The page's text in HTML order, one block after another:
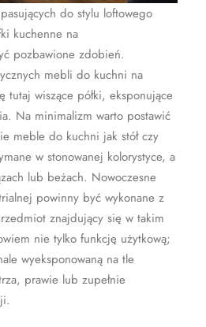
do stylu loftowego
kuchenne na
pozbawione zdobień.
mebli do kuchni na
tutaj wiszące półki, eksponujące
Na minimalizm warto postawić
meble do kuchni jak stół czy
w stonowanej kolorystyce, a
lub beżach. Nowoczesne
powinny być wykonane z
znajdujący się w takim
nie tylko funkcję użytkową;
wyeksponowaną na tle
prawie lub zupełnie